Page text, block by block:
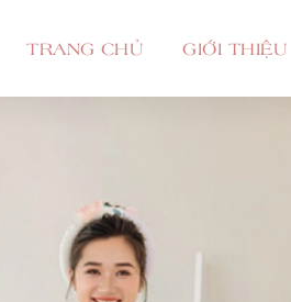
TRANG CHỦ GIỚI THIỆU